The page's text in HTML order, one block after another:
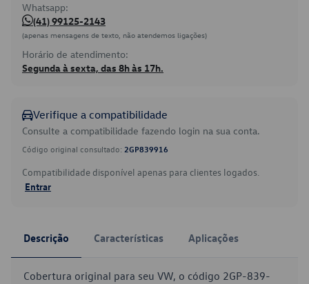
Whatsapp:
(41) 99125-2143
(apenas mensagens de texto, não atendemos ligações)
Horário de atendimento:
Segunda à sexta, das 8h às 17h.
Verifique a compatibilidade
Consulte a compatibilidade fazendo login na sua conta.
Código original consultado: 2GP839916
Compatibilidade disponível apenas para clientes logados.
Entrar
Descrição Características Aplicações
Cobertura original para seu VW, o código 2GP-839-